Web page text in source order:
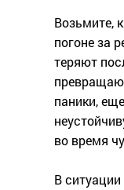
Возьмите,
погоне за
теряют
паники,
во время
В ситуации